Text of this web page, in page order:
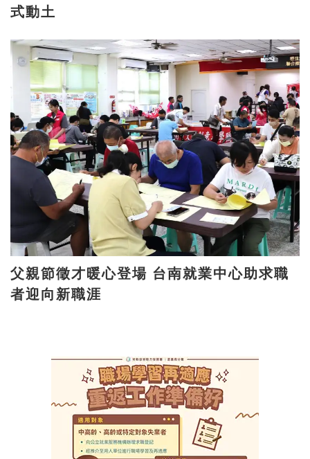
式動土
父親節徵才暖心登場 台南就業中心助求職
者迎向新職涯